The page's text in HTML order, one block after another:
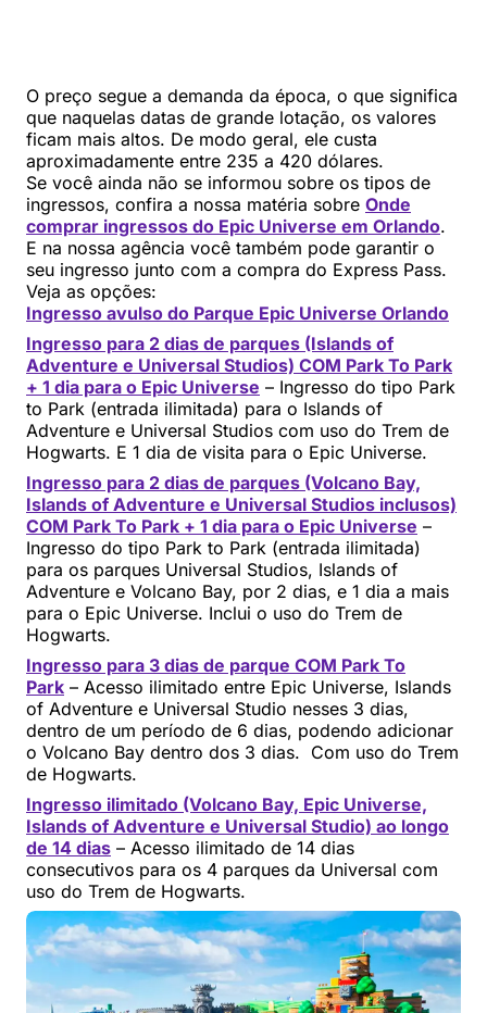
O preço segue a demanda da época, o que significa
que naquelas datas de grande lotação, os valores
ficam mais altos. De modo geral, ele custa
aproximadamente entre 235 a 420 dólares.
Se você ainda não se informou sobre os tipos de
ingressos, confira a nossa matéria sobre Onde
comprar ingressos do Epic Universe em Orlando.
E na nossa agência você também pode garantir o
seu ingresso junto com a compra do Express Pass.
Veja as opções:
Ingresso avulso do Parque Epic Universe Orlando
Ingresso para 2 dias de parques (Islands of
Adventure e Universal Studios) COM Park To Park
+ 1 dia para o Epic Universe – Ingresso do tipo Park
to Park (entrada ilimitada) para o Islands of
Adventure e Universal Studios com uso do Trem de
Hogwarts. E 1 dia de visita para o Epic Universe.
Ingresso para 2 dias de parques (Volcano Bay,
Islands of Adventure e Universal Studios inclusos)
COM Park To Park + 1 dia para o Epic Universe –
Ingresso do tipo Park to Park (entrada ilimitada)
para os parques Universal Studios, Islands of
Adventure e Volcano Bay, por 2 dias, e 1 dia a mais
para o Epic Universe. Inclui o uso do Trem de
Hogwarts.
Ingresso para 3 dias de parque COM Park To
Park – Acesso ilimitado entre Epic Universe, Islands
of Adventure e Universal Studio nesses 3 dias,
dentro de um período de 6 dias, podendo adicionar
o Volcano Bay dentro dos 3 dias. Com uso do Trem
de Hogwarts.
Ingresso ilimitado (Volcano Bay, Epic Universe,
Islands of Adventure e Universal Studio) ao longo
de 14 dias – Acesso ilimitado de 14 dias
consecutivos para os 4 parques da Universal com
uso do Trem de Hogwarts.